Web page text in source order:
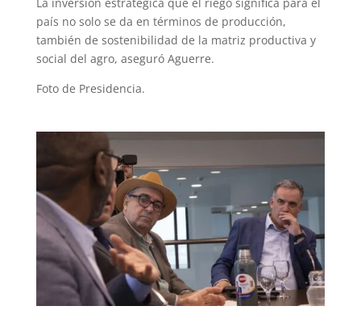
país no solo se da en términos de producción,
también de sostenibilidad de la matriz productiva y
social del agro, aseguró Aguerre.
Foto de Presidencia.